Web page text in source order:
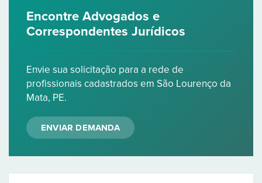
Encontre Advogados e
Correspondentes Jurídicos
Envie sua solicitação para a rede de
profissionais cadastrados em São Lourenço da
Mata, PE.
ENVIAR DEMANDA